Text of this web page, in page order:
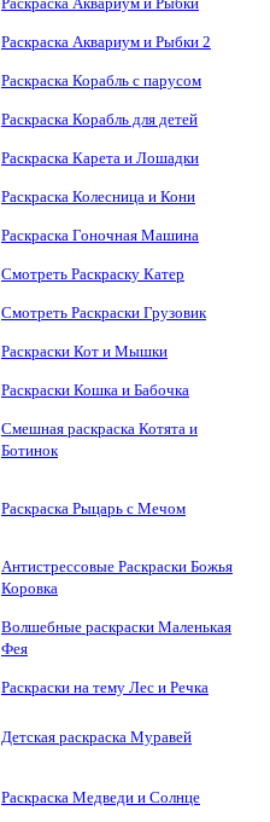
Раскраска Аквариум и Рыбки 2
Раскраска Корабль с парусом
Раскраска Корабль для детей
Раскраска Карета и Лошадки
Раскраска Колесница и Кони
Раскраска Гоночная Машина
Смотреть Раскраску Катер
Смотреть Раскраски Грузовик
Раскраски Кот и Мышки
Раскраски Кошка и Бабочка
Смешная раскраска Котята и
Ботинок
Раскраска Рыцарь с Мечом
Антистрессовые Раскраски Божья
Коровка
Волшебные раскраски Маленькая
Фея
Раскраски на тему Лес и Речка
Детская раскраска Муравей
Раскраска Медведи и Солнце